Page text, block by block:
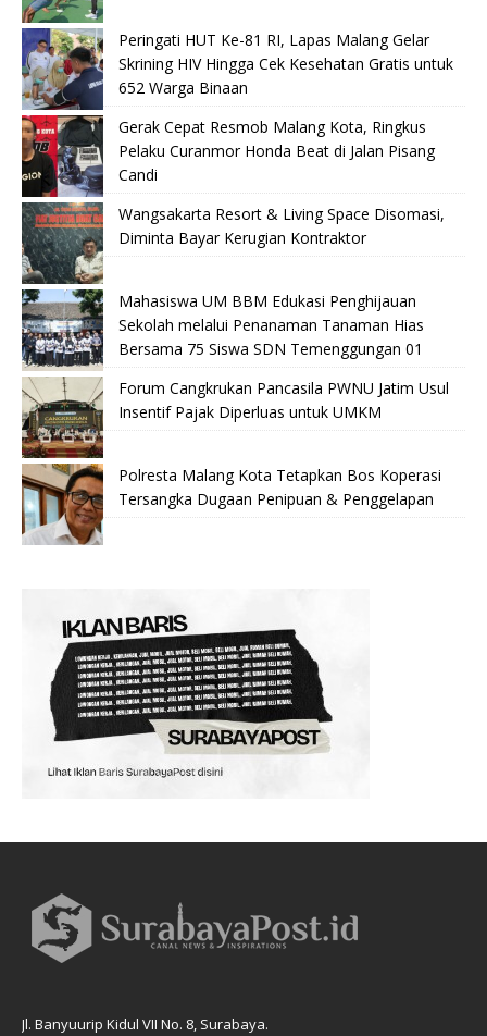
Peringati HUT Ke-81 RI, Lapas Malang Gelar
Skrining HIV Hingga Cek Kesehatan Gratis untuk
652 Warga Binaan
Gerak Cepat Resmob Malang Kota, Ringkus
Pelaku Curanmor Honda Beat di Jalan Pisang
Candi
Wangsakarta Resort & Living Space Disomasi,
Diminta Bayar Kerugian Kontraktor
Mahasiswa UM BBM Edukasi Penghijauan
Sekolah melalui Penanaman Tanaman Hias
Bersama 75 Siswa SDN Temenggungan 01
Forum Cangkrukan Pancasila PWNU Jatim Usul
Insentif Pajak Diperluas untuk UMKM
Polresta Malang Kota Tetapkan Bos Koperasi
Tersangka Dugaan Penipuan & Penggelapan
Jl. Banyuurip Kidul VII No. 8, Surabaya.